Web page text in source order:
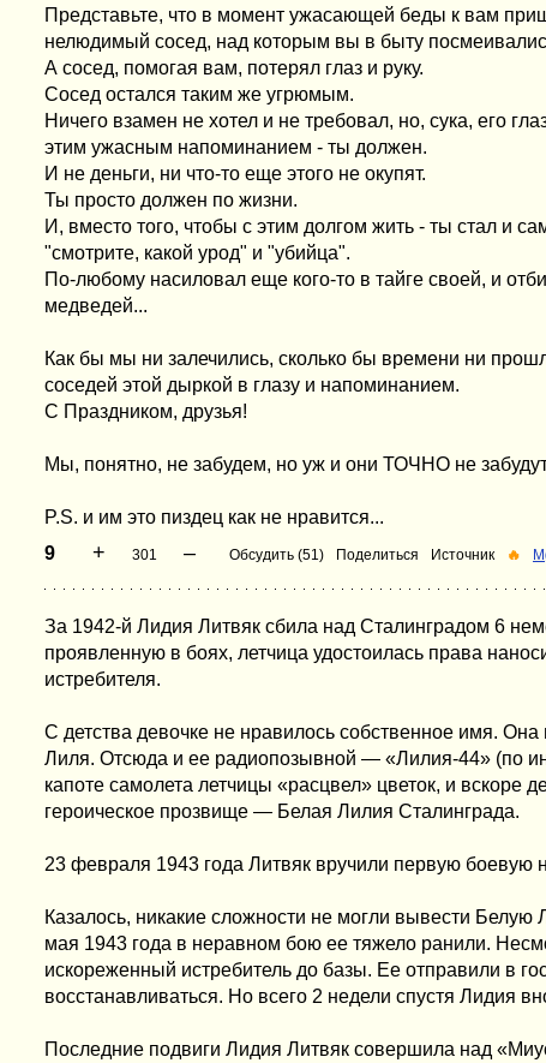
Представьте, что в момент ужасающей беды к вам
нелюдимый сосед, над которым вы в быту
А сосед, помогая вам, потерял глаз и руку.
Сосед остался таким же угрюмым.
Ничего взамен не хотел и не требовал, но, сука, его
этим ужасным напоминанием - ты должен.
И не деньги, ни что-то еще этого не окупят.
Ты просто должен по жизни.
И, вместо того, чтобы с этим долгом жить - ты стал и
"смотрите, какой урод" и "убийца".
По-любому насиловал еще кого-то в тайге своей, и
медведей...
Как бы мы ни залечились, сколько бы времени ни
соседей этой дыркой в глазу и напоминанием.
С Праздником, друзья!
Мы, понятно, не забудем, но уж и они ТОЧНО не
P.S. и им это пиздец как не нравится...
9
+ 301 – Обсудить (51) Поделиться Источник 🔥
За 1942-й Лидия Литвяк сбила над Сталинградом 6
проявленную в боях, летчица удостоилась права
истребителя.
С детства девочке не нравилось собственное имя.
Лиля. Отсюда и ее радиопозывной — «Лилия-44» (по
капоте самолета летчицы «расцвел» цветок, и вскоре
героическое прозвище — Белая Лилия Сталинграда.
23 февраля 1943 года Литвяк вручили первую боевую
Казалось, никакие сложности не могли вывести
мая 1943 года в неравном бою ее тяжело ранили.
искореженный истребитель до базы. Ее отправили в
восстанавливаться. Но всего 2 недели спустя Лидия
Последние подвиги Лидия Литвяк совершила над